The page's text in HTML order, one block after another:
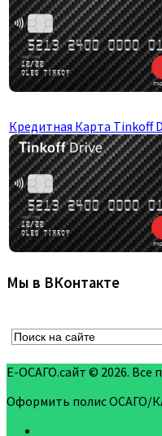
Кредитная Карта Tinkoff
Мы в ВКонтакте
Е-ОСАГО.сайт © 2026. Все
Оформить полис ОСАГО/